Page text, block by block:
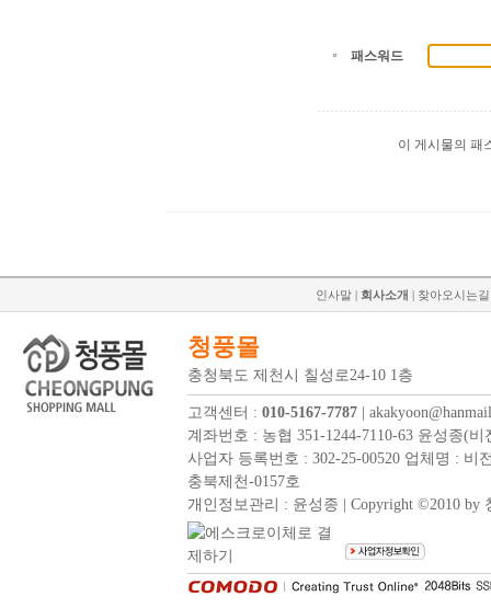
패스워드
이 게시물의 패
인사말 | 회사소개 | 찾아오시는길
청풍몰
충청북도 제천시 칠성로24-10 1층
고객센터 : 010-5167-7787 |
계좌번호 : 농협 351-1244-7110-63 윤성종(
사업자 등록번호 : 302-25-00520 업체명 : 비
충북제천-0157호
개인정보관리 : 윤성종 | Copyright ©2010 by